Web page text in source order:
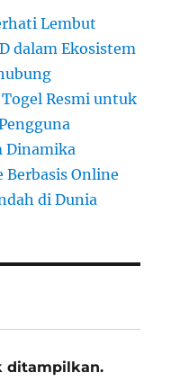
Lembut
dalam Ekosistem
Resmi untuk
Dinamika
Berbasis Online
di Dunia
ditampilkan.